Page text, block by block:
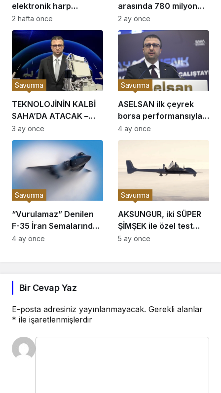
elektronik harp
ortamında tam isabet:
TOLUN P hedefi
başarıyla vurdu
2 hafta önce
arasında 780 milyon
avroluk sözleşme
imzalandı
2 ay önce
TEKNOLOJİNİN KALBİ
SAHA’DA ATACAK –
ASELSAN geleceğin
milli teknolojilerini
SAHA’ya çıkarıyor
Savunma
3 ay önce
ASELSAN ilk çeyrek
borsa performansıyla
dünyanın önde gelen
savunma şirketlerini
Savunma
4 ay önce
“Vurulamaz” Denilen
F-35 İran Semalarında
Nasıl Vuruldu?
Savunma
4 ay önce
AKSUNGUR, iki SÜPER
ŞİMŞEK ile özel test
uçuşu yaptı
Savunma
5 ay önce
Bir Cevap Yaz
E-posta adresiniz yayınlanmayacak. Gerekli alanlar
* ile işaretlenmişlerdir